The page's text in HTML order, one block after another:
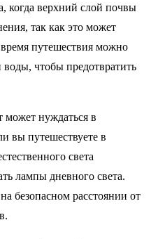
когда верхний слой почвы
так как это может
путешествия можно
чтобы предотвратить
может нуждаться в
вы путешествуете в
света
лампы дневного света.
безопасном расстоянии от